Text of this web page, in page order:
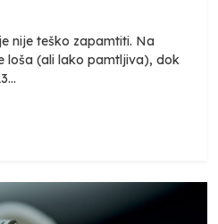
nije teško zapamtiti. Na
loša (ali lako pamtljiva), dok